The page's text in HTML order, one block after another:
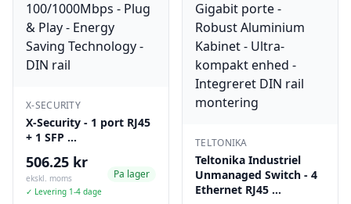
X-SECURITY
X-Security - 1 port RJ45
+ 1 SFP …
506.25 kr
ekskl. moms
✓ Levering 1-4 dage
Pa lager
TELTONIKA
Teltonika Industriel
Unmanaged Switch - 4
Ethernet RJ45 …